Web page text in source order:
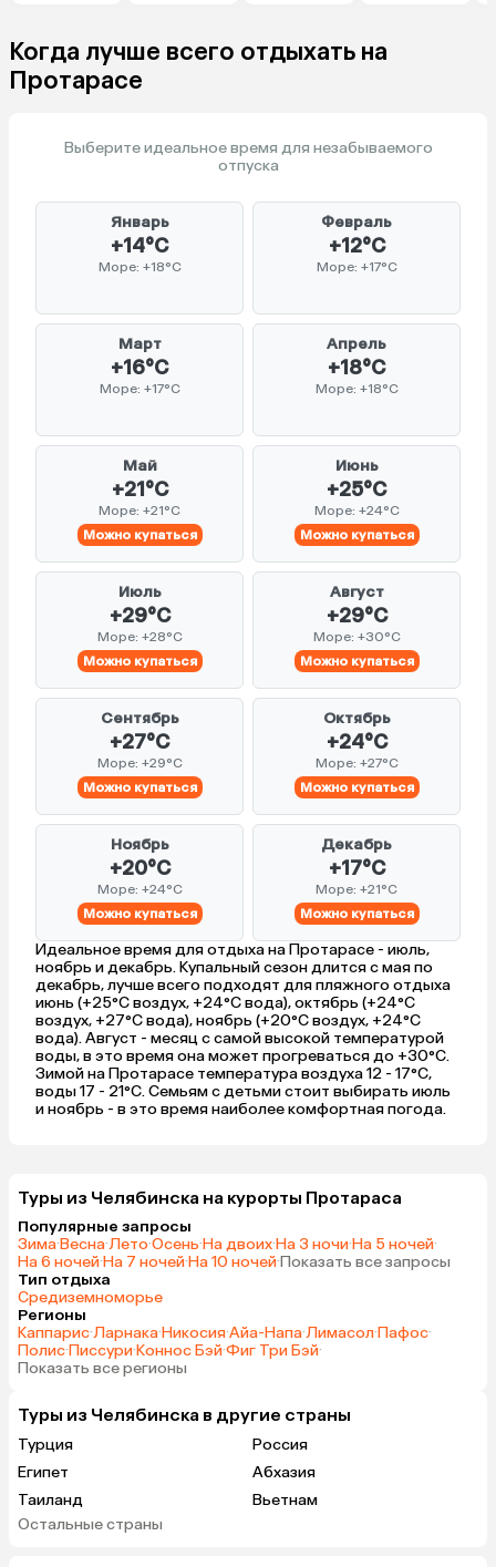
Когда лучше всего отдыхать на
Протарасе
Выберите идеальное время для незабываемого
отпуска
Январь
+14°C
Море: +18°C
Февраль
+12°C
Море: +17°C
Март
+16°C
Море: +17°C
Апрель
+18°C
Море: +18°C
Май
+21°C
Море: +21°C
Можно купаться
Июнь
+25°C
Море: +24°C
Можно купаться
Июль
+29°C
Море: +28°C
Можно купаться
Август
+29°C
Море: +30°C
Можно купаться
Сентябрь
+27°C
Море: +29°C
Можно купаться
Октябрь
+24°C
Море: +27°C
Можно купаться
Ноябрь
+20°C
Море: +24°C
Можно купаться
Декабрь
+17°C
Море: +21°C
Можно купаться
Идеальное время для отдыха на Протарасе - июль,
ноябрь и декабрь. Купальный сезон длится с мая по
декабрь, лучше всего подходят для пляжного отдыха
июнь (+25°C воздух, +24°C вода), октябрь (+24°C
воздух, +27°C вода), ноябрь (+20°C воздух, +24°C
вода). Август - месяц с самой высокой температурой
воды, в это время она может прогреваться до +30°C.
Зимой на Протарасе температура воздуха 12 - 17°C,
воды 17 - 21°C. Семьям с детьми стоит выбирать июль
и ноябрь - в это время наиболее комфортная погода.
Туры из Челябинска на курорты Протараса
Популярные запросы
Зима·Весна·Лето·Осень·На двоих·На 3 ночи·На 5 ночей·
На 6 ночей·На 7 ночей·На 10 ночей·Показать все запросы
Тип отдыха
Средиземноморье
Регионы
Каппарис·Ларнака·Никосия·Айа-Напа·Лимасол·Пафос·
Полис·Писсури·Коннос Бэй·Фиг Три Бэй·
Показать все регионы
Туры из Челябинска в другие страны
Турция
Россия
Египет
Абхазия
Таиланд
Вьетнам
ОАЭ
Остальные страны